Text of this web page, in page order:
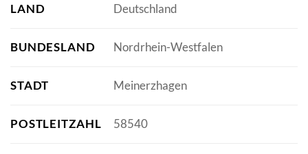
LAND Deutschland
BUNDESLAND Nordrhein-Westfalen
STADT Meinerzhagen
POSTLEITZAHL 58540